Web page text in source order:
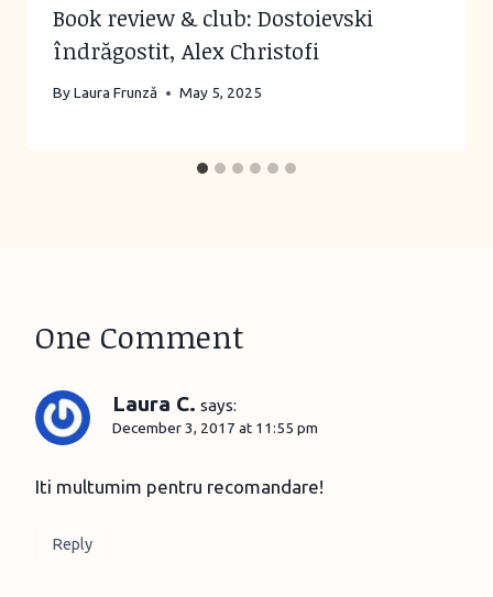
Book review & club: Dostoievski
îndrăgostit, Alex Christofi
ByLaura Frunză May 5, 2025
One Comment
Laura C. says:
December 3, 2017 at 11:55 pm
Iti multumim pentru recomandare!
Reply